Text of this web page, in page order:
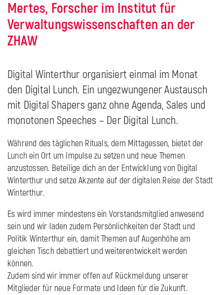
Mertes, Forscher im Institut für
Verwaltungswissenschaften an der
ZHAW
Digital Winterthur organisiert einmal im Monat
den Digital Lunch. Ein ungezwungener Austausch
mit Digital Shapers ganz ohne Agenda, Sales und
monotonen Speeches – Der Digital Lunch.
Während des täglichen Rituals, dem Mittagessen, bietet der
Lunch ein Ort um Impulse zu setzen und neue Themen
anzustossen. Beteilige dich an der Entwicklung von Digital
Winterthur und setze Akzente auf der digitalen Reise der Stadt
Winterthur.
Es wird immer mindestens ein Vorstandsmitglied anwesend
sein und wir laden zudem Persönlichkeiten der Stadt und
Politik Winterthur ein, damit Themen auf Augenhöhe am
gleichen Tisch debattiert und weiterentwickelt werden
können.
Zudem sind wir immer offen auf Rückmeldung unserer
Mitglieder für neue Formate und Ideen für die Zukunft.